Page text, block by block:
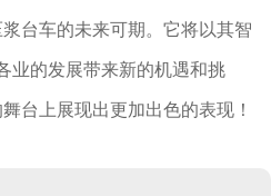
台车的未来可期。它将以其智
业的发展带来新的机遇和挑
台上展现出更加出色的表现！